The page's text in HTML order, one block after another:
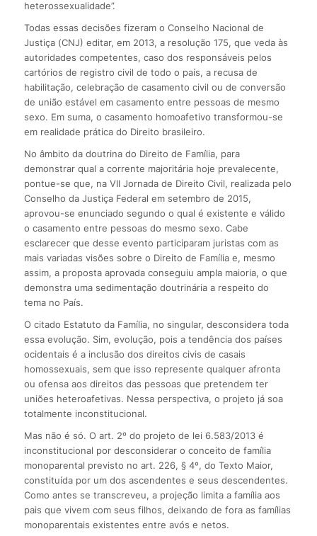
heterossexualidade”.
Todas essas decisões fizeram o Conselho Nacional de
Justiça (CNJ) editar, em 2013, a resolução 175, que veda às
autoridades competentes, caso dos responsáveis pelos
cartórios de registro civil de todo o país, a recusa de
habilitação, celebração de casamento civil ou de conversão
de união estável em casamento entre pessoas de mesmo
sexo. Em suma, o casamento homoafetivo transformou-se
em realidade prática do Direito brasileiro.
No âmbito da doutrina do Direito de Família, para
demonstrar qual a corrente majoritária hoje prevalecente,
pontue-se que, na VII Jornada de Direito Civil, realizada pelo
Conselho da Justiça Federal em setembro de 2015,
aprovou-se enunciado segundo o qual é existente e válido
o casamento entre pessoas do mesmo sexo. Cabe
esclarecer que desse evento participaram juristas com as
mais variadas visões sobre o Direito de Família e, mesmo
assim, a proposta aprovada conseguiu ampla maioria, o que
demonstra uma sedimentação doutrinária a respeito do
tema no País.
O citado Estatuto da Família, no singular, desconsidera toda
essa evolução. Sim, evolução, pois a tendência dos países
ocidentais é a inclusão dos direitos civis de casais
homossexuais, sem que isso represente qualquer afronta
ou ofensa aos direitos das pessoas que pretendem ter
uniões heteroafetivas. Nessa perspectiva, o projeto já soa
totalmente inconstitucional.
Mas não é só. O art. 2º do projeto de lei 6.583/2013 é
inconstitucional por desconsiderar o conceito de família
monoparental previsto no art. 226, § 4º, do Texto Maior,
constituída por um dos ascendentes e seus descendentes.
Como antes se transcreveu, a projeção limita a família aos
pais que vivem com seus filhos, deixando de fora as famílias
monoparentais existentes entre avós e netos.